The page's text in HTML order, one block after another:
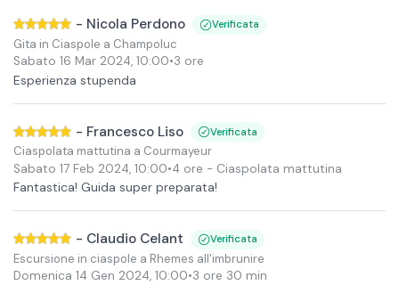
- Nicola Perdono Verificata
Gita in Ciaspole a Champoluc
Sabato 16 Mar 2024, 10:00•3 ore
Esperienza stupenda
- Francesco Liso Verificata
Ciaspolata mattutina a Courmayeur
Sabato 17 Feb 2024, 10:00•4 ore - Ciaspolata mattutina
Fantastica! Guida super preparata!
- Claudio Celant Verificata
Escursione in ciaspole a Rhemes all'imbrunire
Domenica 14 Gen 2024, 10:00•3 ore 30 min